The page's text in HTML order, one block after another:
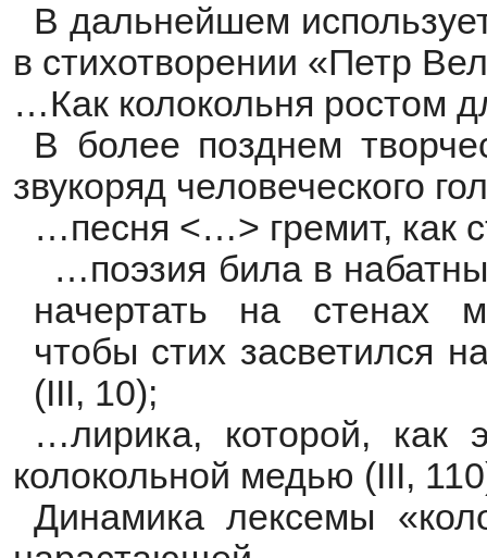
В дальнейшем
в стихотворении «Петр
…Как колокольня ростом
В более позднем
звукоряд человеческого
…песня <…> гремит, как
…поэзия била в
начертать на стенах
чтобы стих засветился
(III, 10);
…лирика, которой, как
колокольной медью (III,
Динамика лексемы